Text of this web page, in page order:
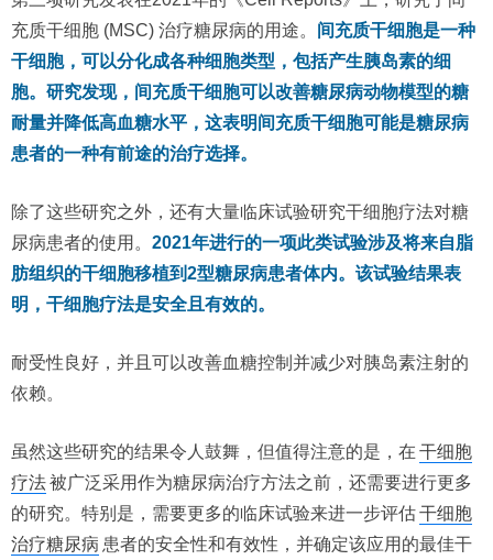
充质干细胞 (MSC) 治疗糖尿病的用途。 间充质干细胞是一种
干细胞，可以分化成各种细胞类型，包括产生胰岛素的细
胞。研究发现，间充质干细胞可以改善糖尿病动物模型的糖
耐量并降低高血糖水平，这表明间充质干细胞可能是糖尿病
患者的一种有前途的治疗选择。
除了这些研究之外，还有大量临床试验研究干细胞疗法对糖
尿病患者的使用。 2021年进行的一项此类试验涉及将来自脂
肪组织的干细胞移植到2型糖尿病患者体内。该试验结果表
明，干细胞疗法是安全且有效的。
耐受性良好，并且可以改善血糖控制并减少对胰岛素注射的
依赖。
虽然这些研究的结果令人鼓舞，但值得注意的是，在 干细胞
疗法被广泛采用作为糖尿病治疗方法之前，还需要进行更多
的研究。特别是，需要更多的临床试验来进一步评估干细胞
治疗糖尿病 患者的安全性和有效性，并确定该应用的最佳干